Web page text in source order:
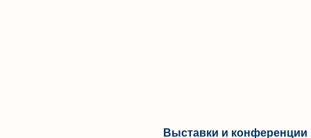
Выставки и конференции